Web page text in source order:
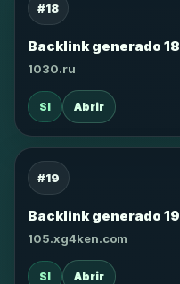
#18
Backlink generado 18
1030.ru
SI Abrir
#19
Backlink generado 19
105.xg4ken.com
SI Abrir